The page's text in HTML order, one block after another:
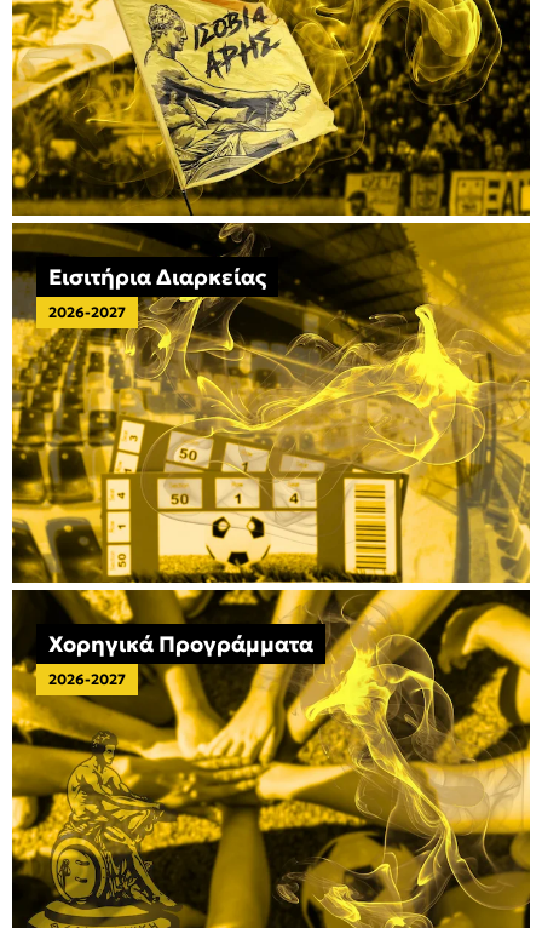
Εισιτήρια Διαρκείας
2026-2027
Χορηγικά Προγράμματα
2026-2027